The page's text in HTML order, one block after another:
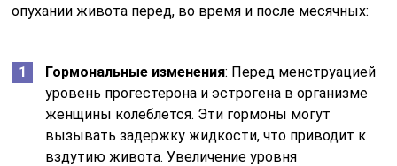
опухании живота перед, во время и после месячных:
Гормональные изменения: Перед менструацией
уровень прогестерона и эстрогена в организме
женщины колеблется. Эти гормоны могут
вызывать задержку жидкости, что приводит к
вздутию живота. Увеличение уровня